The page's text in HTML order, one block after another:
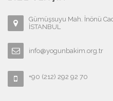
Gümüşsuyu Mah. İnönü
İSTANBUL
info@yogunbakim.org.tr
+90 (212) 292 92 70